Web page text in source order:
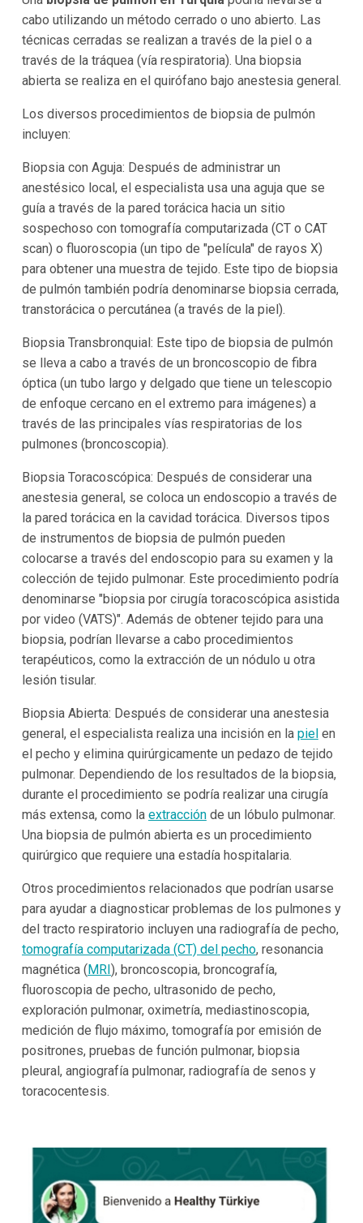
cabo utilizando un método cerrado o uno abierto. Las
técnicas cerradas se realizan a través de la piel o a
través de la tráquea (vía respiratoria). Una biopsia
abierta se realiza en el quirófano bajo anestesia general.
Los diversos procedimientos de biopsia de pulmón
incluyen:
Biopsia con Aguja: Después de administrar un
anestésico local, el especialista usa una aguja que se
guía a través de la pared torácica hacia un sitio
sospechoso con tomografía computarizada (CT o CAT
scan) o fluoroscopia (un tipo de "película" de rayos X)
para obtener una muestra de tejido. Este tipo de biopsia
de pulmón también podría denominarse biopsia cerrada,
transtorácica o percutánea (a través de la piel).
Biopsia Transbronquial: Este tipo de biopsia de pulmón
se lleva a cabo a través de un broncoscopio de fibra
óptica (un tubo largo y delgado que tiene un telescopio
de enfoque cercano en el extremo para imágenes) a
través de las principales vías respiratorias de los
pulmones (broncoscopia).
Biopsia Toracoscópica: Después de considerar una
anestesia general, se coloca un endoscopio a través de
la pared torácica en la cavidad torácica. Diversos tipos
de instrumentos de biopsia de pulmón pueden
colocarse a través del endoscopio para su examen y la
colección de tejido pulmonar. Este procedimiento podría
denominarse "biopsia por cirugía toracoscópica asistida
por video (VATS)". Además de obtener tejido para una
biopsia, podrían llevarse a cabo procedimientos
terapéuticos, como la extracción de un nódulo u otra
lesión tisular.
Biopsia Abierta: Después de considerar una anestesia
general, el especialista realiza una incisión en la pielen
el pecho y elimina quirúrgicamente un pedazo de tejido
pulmonar. Dependiendo de los resultados de la biopsia,
durante el procedimiento se podría realizar una cirugía
más extensa, como la extracciónde un lóbulo pulmonar.
Una biopsia de pulmón abierta es un procedimiento
quirúrgico que requiere una estadía hospitalaria.
Otros procedimientos relacionados que podrían usarse
para ayudar a diagnosticar problemas de los pulmones y
del tracto respiratorio incluyen una radiografía de pecho,
tomografía computarizada (CT) del pecho, resonancia
magnética (MRI), broncoscopia, broncografía,
fluoroscopia de pecho, ultrasonido de pecho,
exploración pulmonar, oximetría, mediastinoscopia,
medición de flujo máximo, tomografía por emisión de
positrones, pruebas de función pulmonar, biopsia
pleural, angiografía pulmonar, radiografía de senos y
toracocentesis.